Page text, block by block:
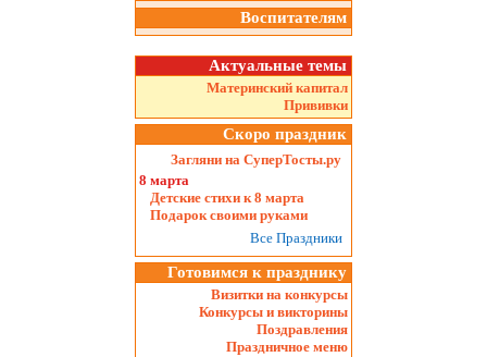
Воспитателям
Актуальные темы
Материнский капитал
Прививки
Скоро праздник
Загляни на СуперТосты.ру
8 марта
Детские стихи к 8 марта
Подарок своими руками
Все Праздники
Готовимся к празднику
Визитки на конкурсы
Конкурсы и викторины
Поздравления
Праздничное меню